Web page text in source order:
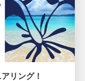
リング！